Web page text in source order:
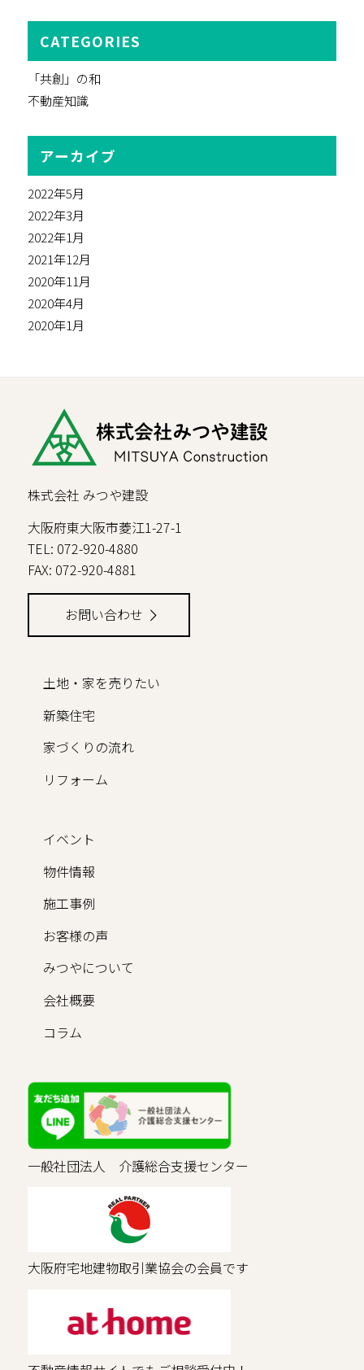
CATEGORIES
「共創」の和
不動産知識
アーカイブ
2022年5月
2022年3月
2022年1月
2021年12月
2020年11月
2020年4月
2020年1月
株式会社 みつや建設
大阪府東大阪市菱江1-27-1
TEL: 072-920-4880
FAX: 072-920-4881
お問い合わせ
土地・家を売りたい
新築住宅
家づくりの流れ
リフォーム
イベント
物件情報
施工事例
お客様の声
みつやについて
会社概要
コラム
一般社団法人 介護総合支援センター
大阪府宅地建物取引業協会の会員です